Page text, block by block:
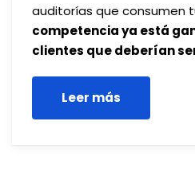
auditorías que consumen
competencia ya está
clientes que deberían
Leer más